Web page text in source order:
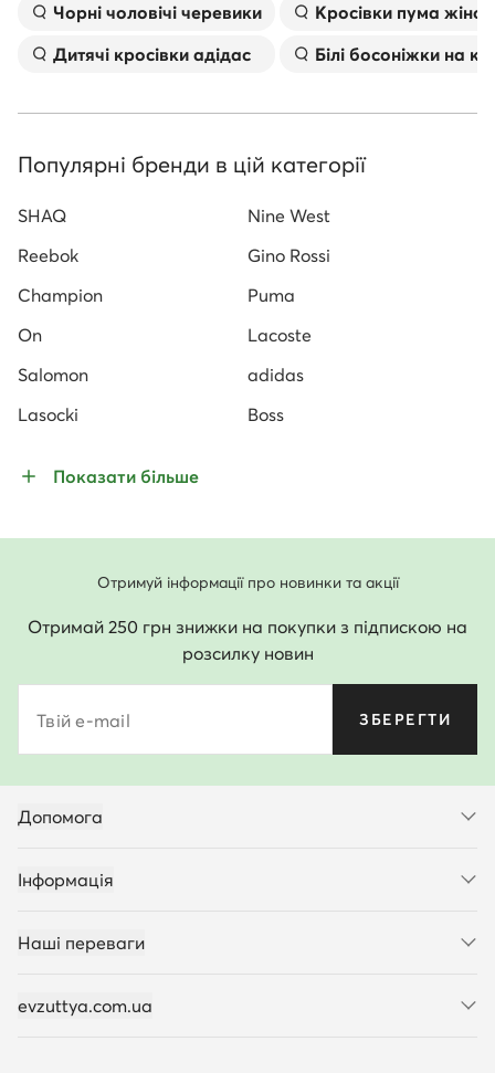
Чорні чоловічі черевики
Дитячі кросівки адідас
Kросівки пума
Білі босоніжки на
Популярні бренди в цій категорії
SHAQ
Nine West
Reebok
Gino Rossi
Champion
Puma
On
Lacoste
Salomon
adidas
Lasocki
Boss
Показати більше
Отримуй інформації про новинки та акції
Отримай 250 грн знижки на покупки з підпискою на
розсилку новин
Твій e-mail ЗБЕРЕГТИ
Допомога
Інформація
Наші переваги
evzuttya.com.ua